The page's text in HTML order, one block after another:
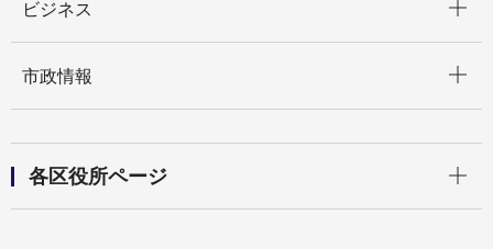
ビジネス
市政情報
各区役所ページ